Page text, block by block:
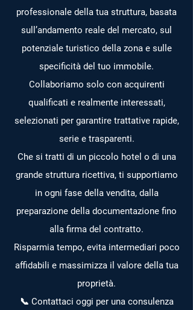
professionale della tua struttura, basata
sull’andamento reale del mercato, sul
potenziale turistico della zona e sulle
specificità del tuo immobile.
Collaboriamo solo con acquirenti
qualificati e realmente interessati,
selezionati per garantire trattative rapide,
serie e trasparenti.
Che si tratti di un piccolo hotel o di una
grande struttura ricettiva, ti supportiamo
in ogni fase della vendita, dalla
preparazione della documentazione fino
alla firma del contratto.
Risparmia tempo, evita intermediari poco
affidabili e massimizza il valore della tua
proprietà.
📞 Contattaci oggi per una consulenza